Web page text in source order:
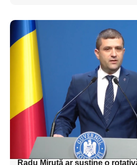
Adaugă aici
textul pentru
subtitluAdaugă
textul pentru
textul pentru
Radu Miruţă ar susţine o